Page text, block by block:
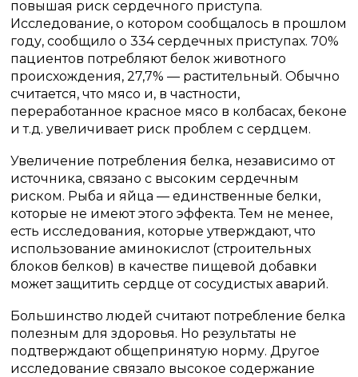
повышая риск сердечного приступа.
Исследование, о котором сообщалось в прошлом
году, сообщило о 334 сердечных приступах. 70%
пациентов потребляют белок животного
происхождения, 27,7% — растительный. Обычно
считается, что мясо и, в частности,
переработанное красное мясо в колбасах, беконе
и т.д. увеличивает риск проблем с сердцем.
Увеличение потребления белка, независимо от
источника, связано с высоким сердечным
риском. Рыба и яйца — единственные белки,
которые не имеют этого эффекта. Тем не менее,
есть исследования, которые утверждают, что
использование аминокислот (строительных
блоков белков) в качестве пищевой добавки
может защитить сердце от сосудистых аварий.
Большинство людей считают потребление белка
полезным для здоровья. Но результаты не
подтверждают общепринятую норму. Другое
исследование связало высокое содержание